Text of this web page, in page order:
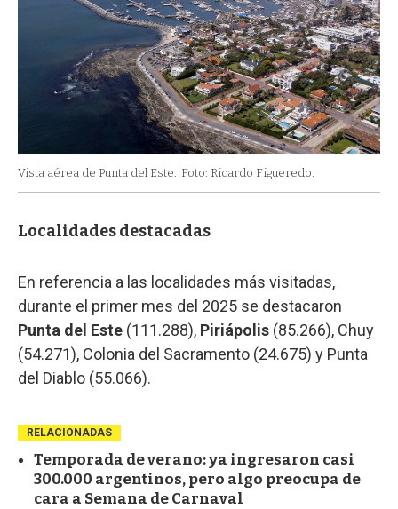
Vista aérea de Punta del Este. Foto: Ricardo Figueredo.
Localidades destacadas
En referencia a las localidades más visitadas,
durante el primer mes del 2025 se destacaron
Punta del Este (111.288), Piriápolis (85.266), Chuy
(54.271), Colonia del Sacramento (24.675) y Punta
del Diablo (55.066).
RELACIONADAS
Temporada de verano: ya ingresaron casi
300.000 argentinos, pero algo preocupa de
cara a Semana de Carnaval